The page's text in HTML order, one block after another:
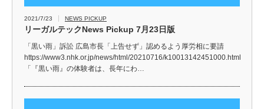
2021/7/23 NEWS PICKUP
リーガルテックNews Pickup 7月23日版
「黒い雨」訴訟 広島市長「上告せず」認めるよう厚労相に要請
https://www3.nhk.or.jp/news/html/20210716/k10013142451000.html
「『黒い雨』の体験者は、長年にわ…